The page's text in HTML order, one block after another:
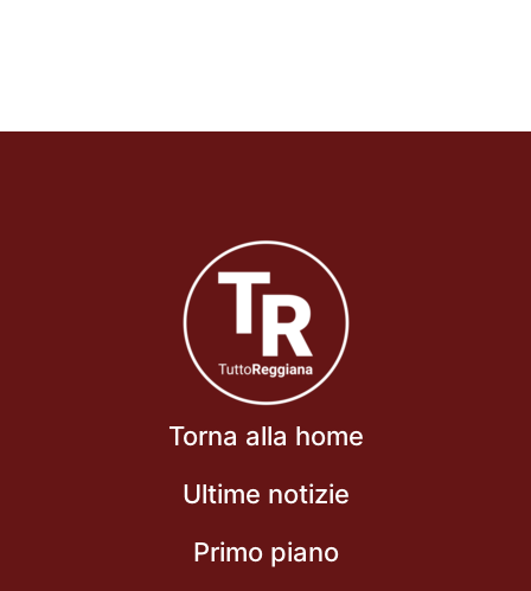
Torna alla home
Ultime notizie
Primo piano